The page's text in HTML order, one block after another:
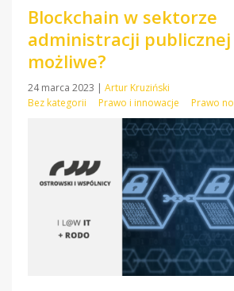
Blockchain w sektorze
administracji publicznej
możliwe?
24 marca 2023 | Artur Kruziński
Bez kategorii
Prawo i innowacje Prawo